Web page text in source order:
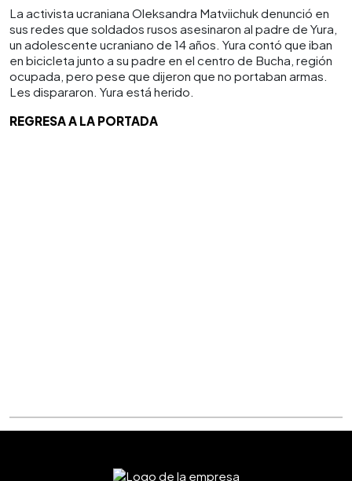
La activista ucraniana Oleksandra Matviichuk denunció en
sus redes que soldados rusos asesinaron al padre de Yura,
un adolescente ucraniano de 14 años. Yura contó que iban
en bicicleta junto a su padre en el centro de Bucha, región
ocupada, pero pese que dijeron que no portaban armas.
Les dispararon. Yura está herido.
REGRESA A LA PORTADA